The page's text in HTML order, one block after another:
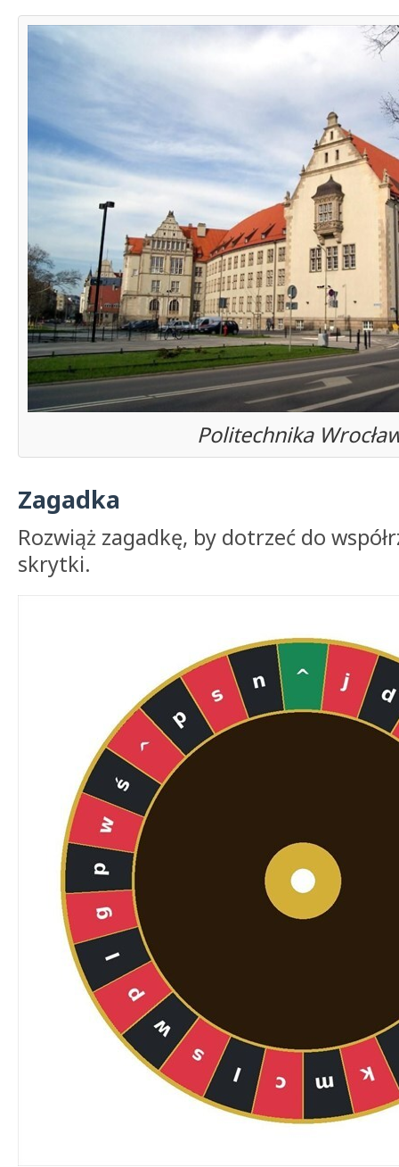
Politechnika
Zagadka
Rozwiąż zagadkę, by dotrzeć do
skrytki.